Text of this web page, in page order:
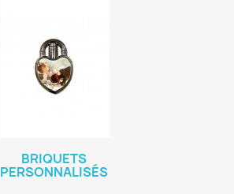
BRIQUETS
PERSONNALISÉS